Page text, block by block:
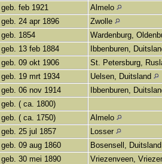
geb. feb 1921
Almelo
geb. 24 apr 1896
Zwolle
geb. 1854
Wardenburg,
geb. 13 feb 1884
Ibbenburen,
geb. 09 okt 1906
St. Petersburg,
geb. 19 mrt 1934
Uelsen, Duitsland
geb. 06 nov 1914
Ibbenburen,
geb. ( ca. 1800)
geb. ( ca. 1750)
Almelo
geb. 25 jul 1857
Losser
geb. 09 aug 1860
Bosensell, Duitsland
geb. 30 mei 1890
Vriezenveen,